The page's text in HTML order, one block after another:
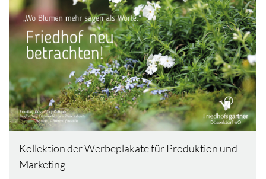
Kollektion der Werbeplakate für Produktion und
Marketing